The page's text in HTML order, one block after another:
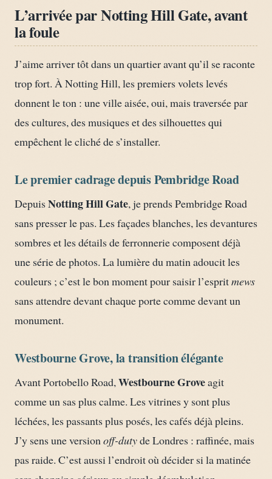
L’arrivée par Notting Hill Gate, avant
la foule
J’aime arriver tôt dans un quartier avant qu’il se raconte
trop fort. À Notting Hill, les premiers volets levés
donnent le ton : une ville aisée, oui, mais traversée par
des cultures, des musiques et des silhouettes qui
empêchent le cliché de s’installer.
Le premier cadrage depuis Pembridge Road
DepuisNotting Hill Gate, je prends Pembridge Road
sans presser le pas. Les façades blanches, les devantures
sombres et les détails de ferronnerie composent déjà
une série de photos. La lumière du matin adoucit les
couleurs ; c’est le bon moment pour saisir l’espritmews
sans attendre devant chaque porte comme devant un
monument.
Westbourne Grove, la transition élégante
Avant Portobello Road,Westbourne Groveagit
comme un sas plus calme. Les vitrines y sont plus
léchées, les passants plus posés, les cafés déjà pleins.
J’y sens une versionoff-dutyde Londres : raffinée, mais
pas raide. C’est aussi l’endroit où décider si la matinée